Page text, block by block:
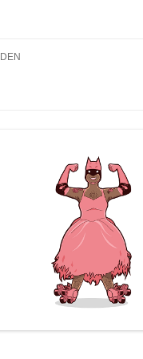
18.00H – WIR SIND
QUEER GE_LESEN –
LESUNG
18.00H – ERÖFFNUNG
„TRANS*-